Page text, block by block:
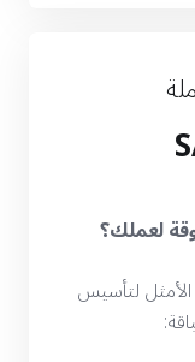
لعملك؟
لتأسيس